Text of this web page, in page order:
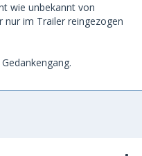
wie unbekannt von
nur im Trailer reingezogen